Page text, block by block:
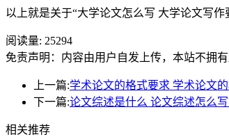
以上就是关于“大学论文怎么写 大学论文写作
阅读量: 25294
免责声明：内容由用户自发上传，本站不拥
上一篇:学术论文的格式要求 学术论文
下一篇:论文综述是什么 论文综述怎么写
相关推荐